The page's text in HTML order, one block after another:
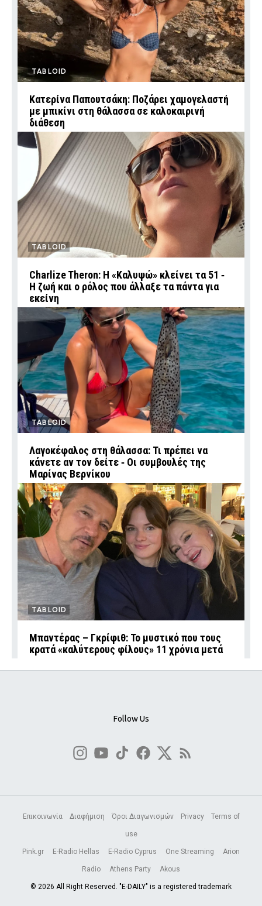
TABLOID
Κατερίνα Παπουτσάκη: Ποζάρει χαμογελαστή
με μπικίνι στη θάλασσα σε καλοκαιρινή
διάθεση
TABLOID
Charlize Theron: Η «Καλυψώ» κλείνει τα 51 ‑
H ζωή και ο ρόλος που άλλαξε τα πάντα για
εκείνη
TABLOID
Λαγοκέφαλος στη θάλασσα: Τι πρέπει να
κάνετε αν τον δείτε ‑ Οι συμβουλές της
Μαρίνας Βερνίκου
TABLOID
Μπαντέρας – Γκρίφιθ: Το μυστικό που τους
κρατά «καλύτερους φίλους» 11 χρόνια μετά
Follow Us
Επικοινωνία Διαφήμιση Όροι Διαγωνισμών Privacy Terms of
use
Pink.gr E-Radio Hellas E-Radio Cyprus One Streaming Arion
Radio Athens Party Akous
© 2026 All Right Reserved. "E-DAILY" is a registered trademark